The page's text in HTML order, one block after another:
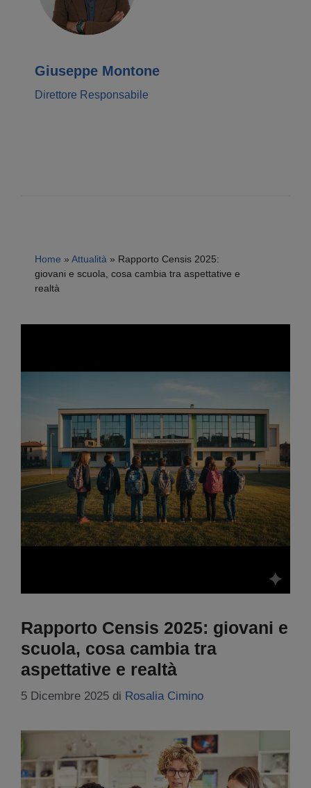
Giuseppe Montone
Direttore Responsabile
Home » Attualità » Rapporto Censis 2025:
giovani e scuola, cosa cambia tra aspettative e
realtà
Rapporto Censis 2025: giovani e
scuola, cosa cambia tra
aspettative e realtà
5 Dicembre 2025 di Rosalia Cimino